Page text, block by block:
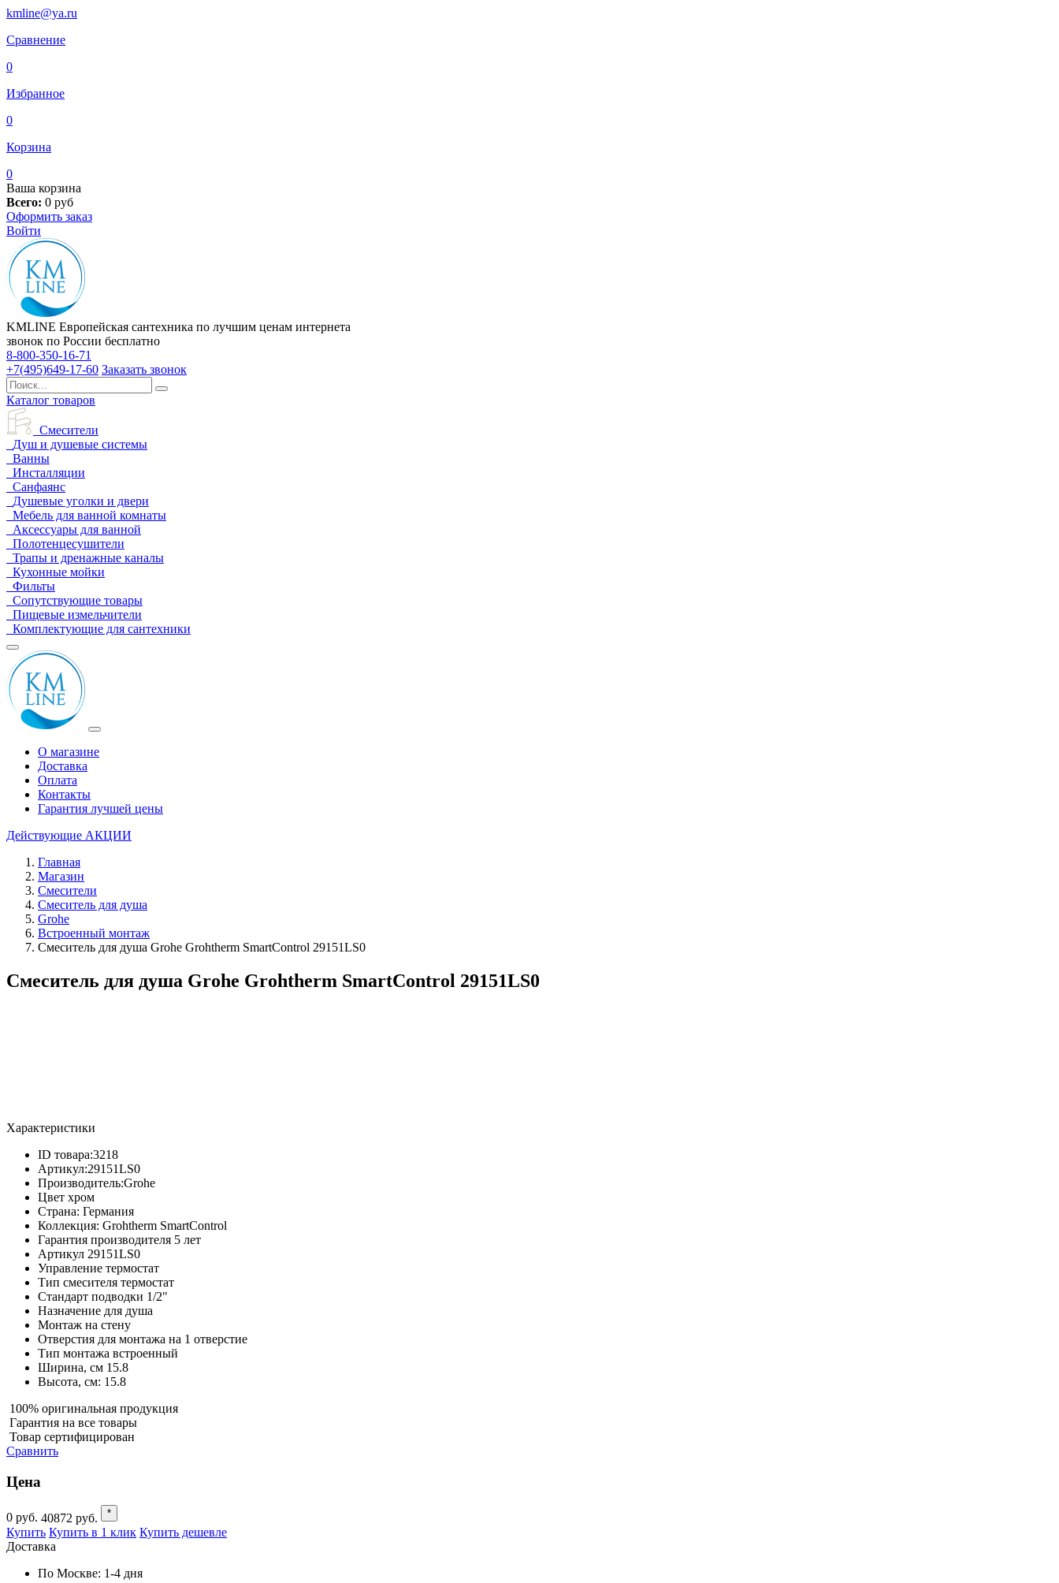
kmline@ya.ru
Сравнение
0
Избранное
0
Корзина
0
Ваша корзина
Всего: 0 руб
Оформить заказ
Войти
KMLINE Европейская сантехника по лучшим ценам интернета
звонок по России бесплатно
8-800-350-16-71
+7(495)649-17-60 Заказать звонок
Каталог товаров
Смесители
Душ и душевые системы
Ванны
Инсталляции
Санфаянс
Душевые уголки и двери
Мебель для ванной комнаты
Аксессуары для ванной
Полотенцесушители
Трапы и дренажные каналы
Кухонные мойки
Фильты
Сопутствующие товары
Пищевые измельчители
Комплектующие для сантехники
О магазине
Доставка
Оплата
Контакты
Гарантия лучшей цены
Действующие АКЦИИ
Главная
Магазин
Смесители
Смеситель для душа
Grohe
Встроенный монтаж
Смеситель для душа Grohe Grohtherm SmartControl 29151LS0
Смеситель для душа Grohe Grohtherm SmartControl 29151LS0
Характеристики
ID товара:3218
Артикул:29151LS0
Производитель:Grohe
Цвет хром
Страна: Германия
Коллекция: Grohtherm SmartControl
Гарантия производителя 5 лет
Артикул 29151LS0
Управление термостат
Тип смесителя термостат
Стандарт подводки 1/2"
Назначение для душа
Монтаж на стену
Отверстия для монтажа на 1 отверстие
Тип монтажа встроенный
Ширина, см 15.8
Высота, см: 15.8
100% оригинальная продукция
Гарантия на все товары
Товар сертифицирован
Сравнить
Цена
0 руб. 40872 руб. *
Купить Купить в 1 клик Купить дешевле
Доставка
По Москве: 1-4 дня